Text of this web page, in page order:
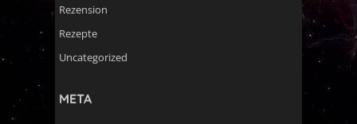
Rezension
Rezepte
Uncategorized
META